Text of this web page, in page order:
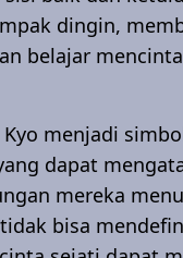
dingin,
belajar
menjadi
dapat
mereka
bisa